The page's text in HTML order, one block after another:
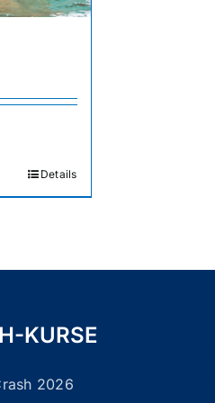
Details
KURSE
2026